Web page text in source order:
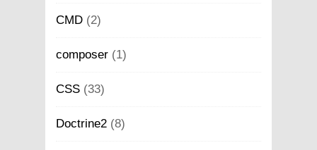
CMD (2)
composer (1)
CSS (33)
Doctrine2 (8)